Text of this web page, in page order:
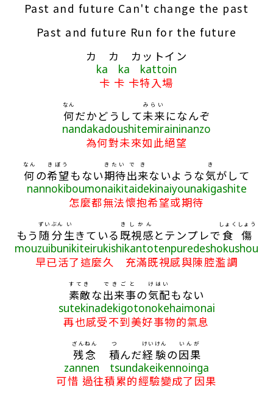
Past and future Can't change the past
Past and future Run for the future
カ カ カットイン
ka ka kattoin
卡 卡 卡特入場
何
なん
だかどうして未来
みらい
になんぞ
nandakadoushitemiraininanzo
為何對未來如此絕望
何
なん
の希望
きぼう
もない期待
きたい
出
で
来
き
ないような気
き
がして
nannokiboumonaikitaidekinaiyounakigashite
怎麼都無法懷抱希望或期待
もう 随分
ずいぶん
生
い
きている既視感
きしかん
とテンプレで 食傷
しょくしょう
mouzuibunikiteirukishikantotenpuredeshokushou
早已活了這麼久 充滿既視感與陳腔濫調
素敵
すてき
な出来事
できごと
の気配
けはい
もない
sutekinadekigotonokehaimonai
再也感受不到美好事物的氣息
残念
ざんねん
積
つ
んだ経験
けいけん
の因果
いんが
zannen tsundakeikennoinga
可惜 過往積累的經驗變成了因果